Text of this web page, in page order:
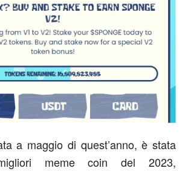
a maggio di quest’anno, è stata
meme coin del 2023,